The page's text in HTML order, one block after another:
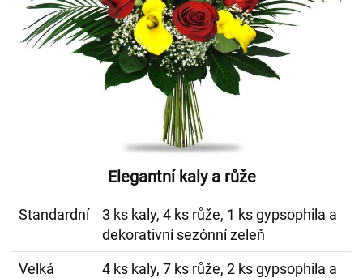
Elegantní kaly a růže
Standardní
3 ks kaly, 4 ks růže, 1 ks gypsophila a
dekorativní sezónní zeleň
Velká
4 ks kaly, 7 ks růže, 2 ks gypsophila a